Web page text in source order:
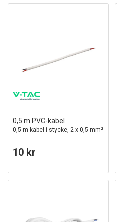
0,5 m PVC-kabel
0,5 m kabel i stycke, 2 x 0,5 mm²
10 kr